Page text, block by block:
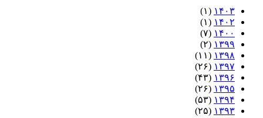
۱۴۰۳ (۱)
۱۴۰۲ (۱)
۱۴۰۰ (۷)
۱۳۹۹ (۲)
۱۳۹۸ (۱۱)
۱۳۹۷ (۲۶)
۱۳۹۶ (۴۳)
۱۳۹۵ (۲۶)
۱۳۹۴ (۵۳)
۱۳۹۳ (۲۵)